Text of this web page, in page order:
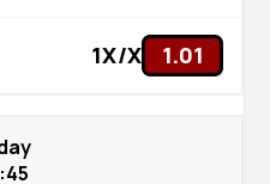
1X/X 1.01